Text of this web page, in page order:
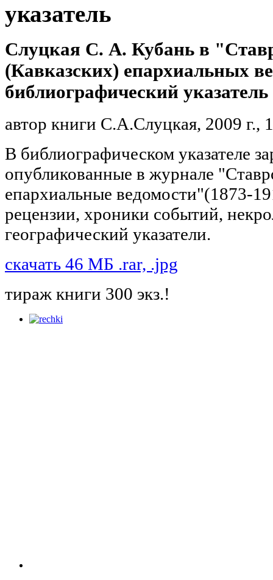
указатель
Слуцкая С. А. Кубань в
(Кавказских) епархиальных
библиографический указатель
автор книги С.А.Слуцкая, 2009 г.,
В библиографическом указателе
опубликованные в журнале
епархиальные ведомости"(1873-
рецензии, хроники событий,
географический указатели.
скачать 46 МБ .rar, .jpg
тираж книги 300 экз.!